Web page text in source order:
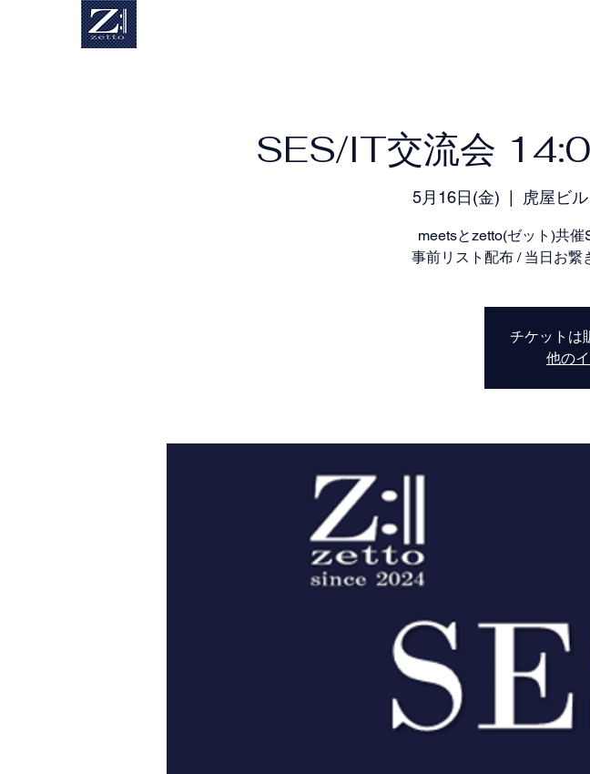
SES/IT交流会
5月16日(金) 虎屋ビ
meetsとzetto(ゼット)共催
事前リスト配布 / 当日お繋
チケットは
他の